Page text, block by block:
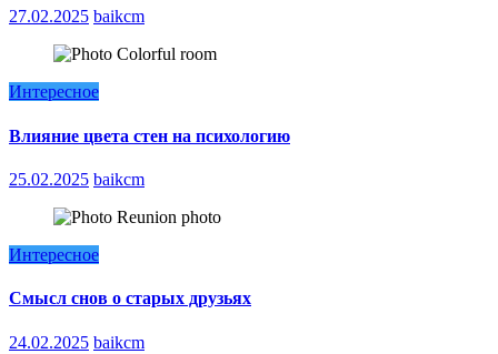
27.02.2025 baikcm
Интересное
Влияние цвета стен на психологию
25.02.2025 baikcm
Интересное
Смысл снов о старых друзьях
24.02.2025 baikcm